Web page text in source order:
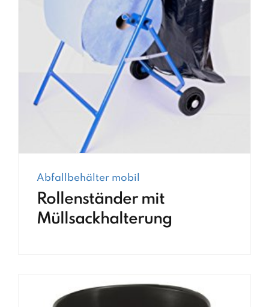
Abfallbehälter mobil
Rollenständer mit
Müllsackhalterung